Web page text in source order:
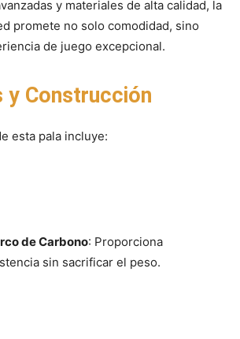
y materiales de alta calidad, la
promete no solo comodidad, sino
de juego excepcional.
y Construcción
esta pala incluye:
de Carbono: Proporciona
sin sacrificar el peso.